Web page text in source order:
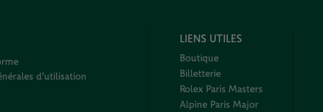
d'utilisation
LIENS UTILES
Boutique
Billetterie
Rolex Paris Masters
Alpine Paris Major